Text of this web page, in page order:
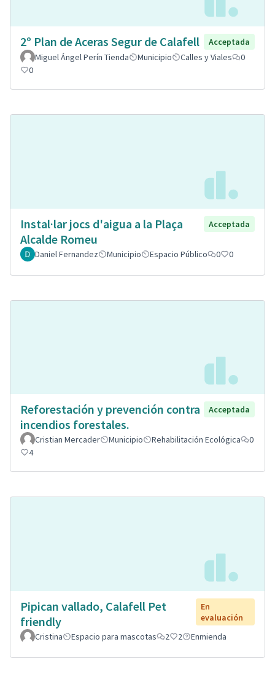
2º Plan de Aceras Segur de Calafell
Acceptada
Miguel Ángel Perín Tienda
Municipio Calles y Viales
0
0
Instal·lar jocs d'aigua a la Plaça
Alcalde Romeu
Acceptada
Daniel Fernandez Municipio Espacio Público 0 0
Reforestación y prevención contra
incendios forestales.
Acceptada
Cristian Mercader Municipio Rehabilitación Ecológica
0
4
Pipican vallado, Calafell Pet
friendly
En
evaluación
Cristina
Espacio para mascotas 2 2 Enmienda